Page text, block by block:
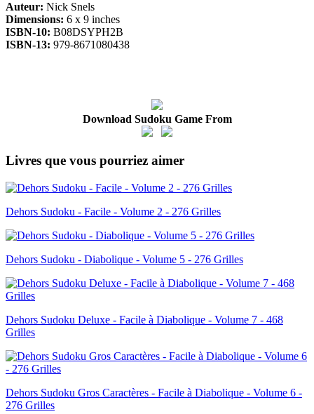
Auteur: Nick Snels
Dimensions: 6 x 9 inches
ISBN-10: B08DSYPH2B
ISBN-13: 979-8671080438
Download Sudoku Game From
Livres que vous pourriez aimer
Dehors Sudoku - Facile - Volume 2 - 276 Grilles
Dehors Sudoku - Diabolique - Volume 5 - 276 Grilles
Dehors Sudoku Deluxe - Facile à Diabolique - Volume 7 - 468
Grilles
Dehors Sudoku Gros Caractères - Facile à Diabolique - Volume 6 -
276 Grilles